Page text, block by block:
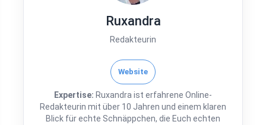
Ruxandra
Redakteurin
Website
Expertise: Ruxandra ist erfahrene Online-
Redakteurin mit über 10 Jahren und einem klaren
Blick für echte Schnäppchen, die Euch echten